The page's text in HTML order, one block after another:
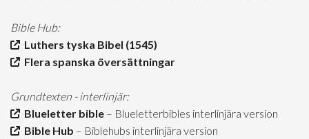
Bible Hub:
Luthers tyska Bibel (1545)
Flera spanska översättningar
Grundtexten - interlinjär:
Blueletter bible – Blueletterbibles interlinjära version
Bible Hub – Biblehubs interlinjära version